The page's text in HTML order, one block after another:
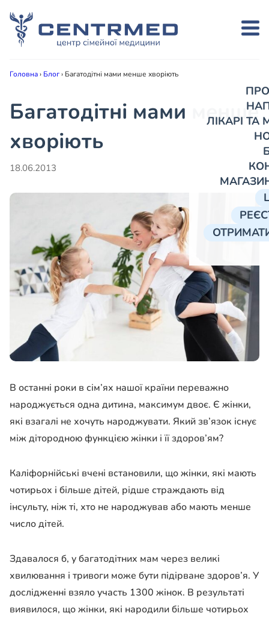
ЛІКАРІ
Головна› Блог› Багатодітні мами менше хворіють
Багатодітні мами менше
хворіють
18.06.2013
В останні роки в сім’ях нашої країни переважно
народжується одна дитина, максимум двоє. Є жінки,
які взагалі не хочуть народжувати. Який зв’язок існує
між дітородною функцією жінки і її здоров’ям?
Каліфорнійські вчені встановили, що жінки, які мають
чотирьох і більше дітей, рідше страждають від
інсульту, ніж ті, хто не народжував або мають менше
число дітей.
Здавалося б, у багатодітних мам через великі
хвилювання і тривоги може бути підірване здоров’я. У
дослідженні взяло участь 1300 жінок. В результаті
виявилося, що жінки, які народили більше чотирьох